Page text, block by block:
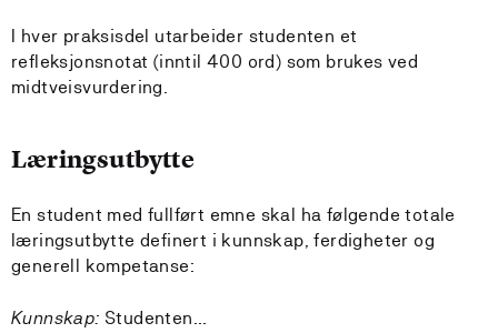
I hver praksisdel utarbeider studenten et
refleksjonsnotat (inntil 400 ord) som brukes ved
midtveisvurdering.
Læringsutbytte
En student med fullført emne skal ha følgende totale
læringsutbytte definert i kunnskap, ferdigheter og
generell kompetanse:
Kunnskap: Studenten…